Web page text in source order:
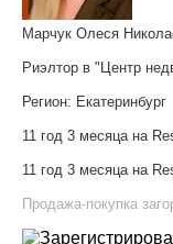
Марчук Олеся
Риэлтор в "Центр
Регион: Екатеринбург
11 год 3 месяца на
11 год 3 месяца на
Продажа-покупка